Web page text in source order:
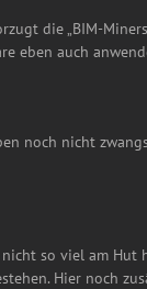
die „BIM-
eben auch
noch nicht
so viel am Hut
Hier noch